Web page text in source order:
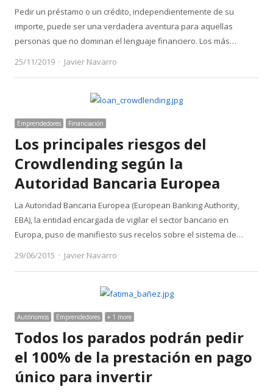
Pedir un préstamo o un crédito, independientemente de su
importe, puede ser una verdadera aventura para aquellas
personas que no dominan el lenguaje financiero. Los más…
25/11/2019
Author
Javier Navarro
Emprendedores Financiación
Los principales riesgos del
Crowdlending según la
Autoridad Bancaria Europea
La Autoridad Bancaria Europea (European Banking Authority,
EBA), la entidad encargada de vigilar el sector bancario en
Europa, puso de manifiesto sus recelos sobre el sistema de…
29/06/2015
Author
Javier Navarro
Autónomos Emprendedores + 1 more
Todos los parados podrán pedir
el 100% de la prestación en pago
único para invertir